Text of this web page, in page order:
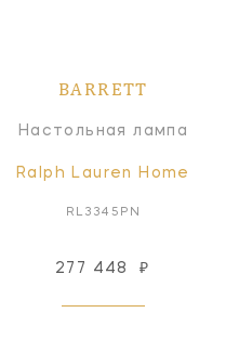
BARRETT
Настольная лампа
Ralph Lauren Home
RL3345PN
277 448 ₽